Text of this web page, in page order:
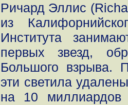
Ричард Эллис
из
Института
первых звезд,
Большого взрыва.
эти светила
на 10 миллиардов